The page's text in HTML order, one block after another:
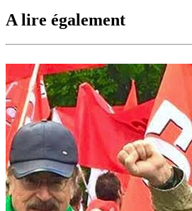
A lire également